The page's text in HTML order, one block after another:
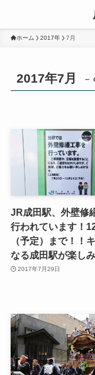
ホーム 2017年 7月
2017年7月 –
JR成田駅、外壁修
行われています！
（予定）まで！！
なる成田駅が楽し
2017年7月29日